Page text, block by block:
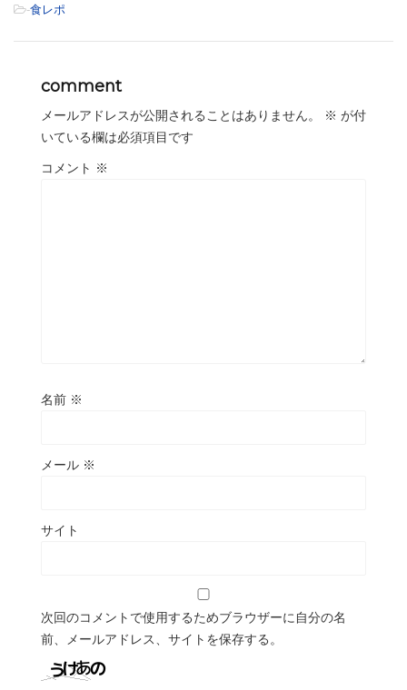
-食レポ
comment
メールアドレスが公開されることはありません。 ※ が付
いている欄は必須項目です
コメント ※
名前 ※
メール ※
サイト
次回のコメントで使用するためブラウザーに自分の名
前、メールアドレス、サイトを保存する。